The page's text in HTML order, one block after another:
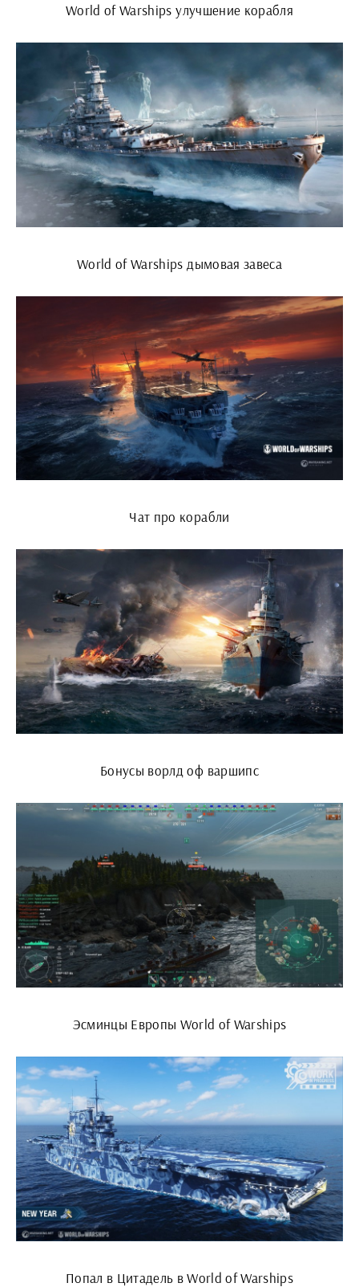
World of Warships улучшение корабля
World of Warships дымовая завеса
Чат про корабли
Бонусы ворлд оф варшипс
Эсминцы Европы World of Warships
Попал в Цитадель в World of Warships